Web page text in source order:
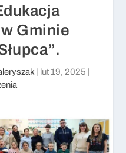
Gminie
lut 19, 2025